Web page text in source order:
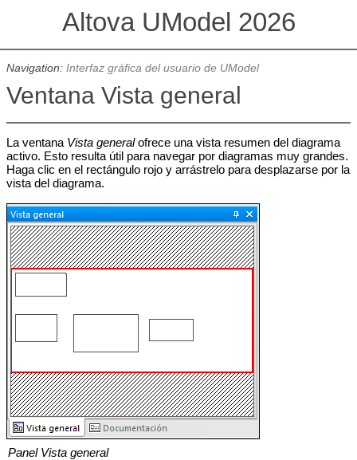
Altova UModel 2026
Navigation: Interfaz gráfica del usuario de UModel
Ventana Vista general
La ventana Vista generalofrece una vista resumen del diagrama
activo. Esto resulta útil para navegar por diagramas muy grandes.
Haga clic en el rectángulo rojo y arrástrelo para desplazarse por la
vista del diagrama.
Panel Vista general